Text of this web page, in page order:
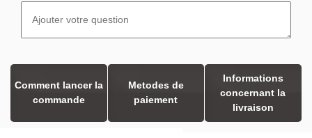
Comment lancer la
commande
Metodes de
paiement
Informations
concernant la
livraison